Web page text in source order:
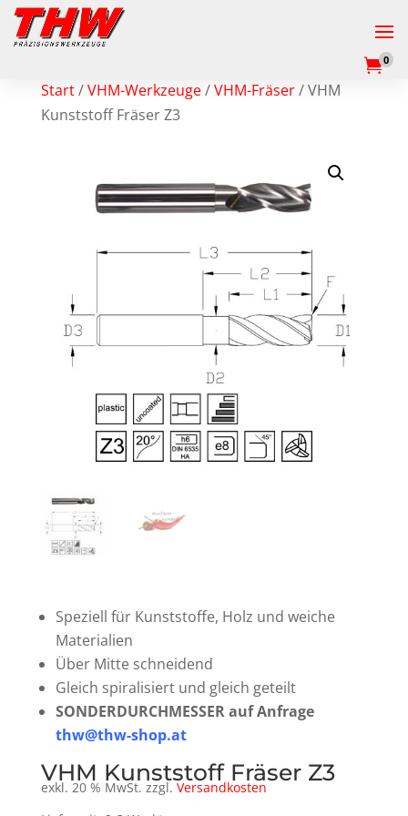
0
Start/VHM-Werkzeuge/VHM-Fräser/ VHM
Kunststoff Fräser Z3
Speziell für Kunststoffe, Holz und weiche
Materialien
Über Mitte schneidend
Gleich spiralisiert und gleich geteilt
SONDERDURCHMESSER auf Anfrage
thw@thw-shop.at
VHM Kunststoff Fräser Z3
exkl. 20 % MwSt. zzgl. Versandkosten